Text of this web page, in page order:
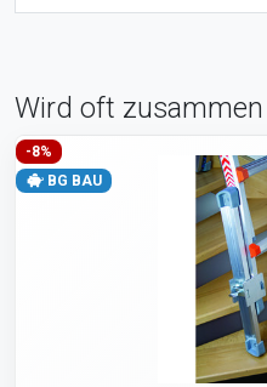
Wird oft
-8%
BG BAU